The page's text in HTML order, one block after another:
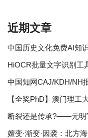
近期文章
中国历史文化免费AI知
HiOCR批量文字识别工
中国知网CAJ/KDH/NH
【全奖PhD】澳门理工
断裂还是传承?——元明
嬗变·渐变·因袭：北方